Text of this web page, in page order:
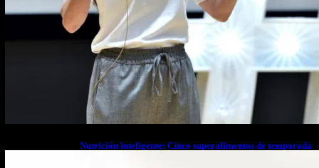
Nutrición inteligente: Cinco superalimentos de temporada